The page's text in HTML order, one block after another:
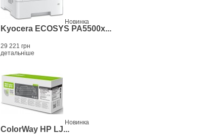
Новинка
Kyocera ECOSYS PA5500x...
29 221 грн
детальніше
Новинка
ColorWay HP LJ...